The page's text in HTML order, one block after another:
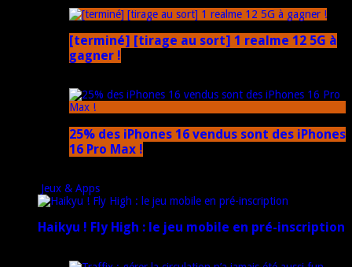
[terminé] [tirage au sort] 1 realme 12 5G à
gagner !
25% des iPhones 16 vendus sont des iPhones
16 Pro Max !
Jeux & Apps
Haikyu ! Fly High : le jeu mobile en pré-inscription